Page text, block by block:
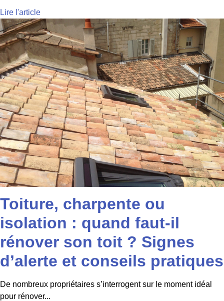
Lire l'article
Toiture, charpente ou
isolation : quand faut-il
rénover son toit ? Signes
d’alerte et conseils pratiques
De nombreux propriétaires s’interrogent sur le moment idéal
pour rénover...